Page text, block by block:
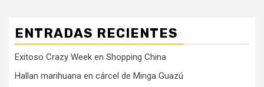
ENTRADAS RECIENTES
Exitoso Crazy Week en Shopping China
Hallan marihuana en cárcel de Minga Guazú